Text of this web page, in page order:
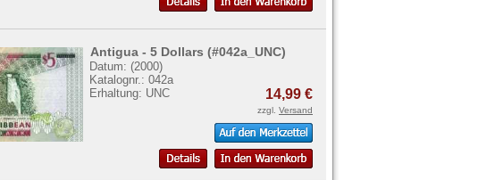
Antigua - 5 Dollars (#042a_UNC)
Datum: (2000)
Katalognr.: 042a
Erhaltung: UNC
14,99 €
zzgl. Versand